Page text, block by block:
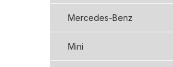
Mercedes-Benz
Mini